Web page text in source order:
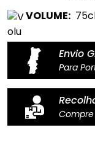
VOLUME:
Envio
Para